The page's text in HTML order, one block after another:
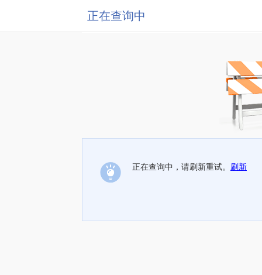
正在查询中
正在查询中，请刷新重试。 刷新